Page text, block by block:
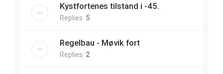
Kystfortenes tilstand i -45.
Replies: 5
Regelbau - Møvik fort
Replies: 2